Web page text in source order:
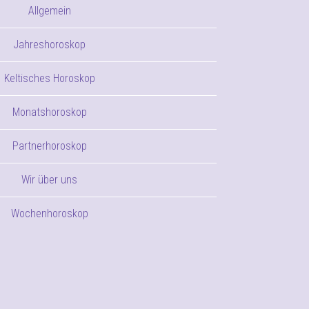
Allgemein
Jahreshoroskop
Keltisches Horoskop
Monatshoroskop
Partnerhoroskop
Wir über uns
Wochenhoroskop